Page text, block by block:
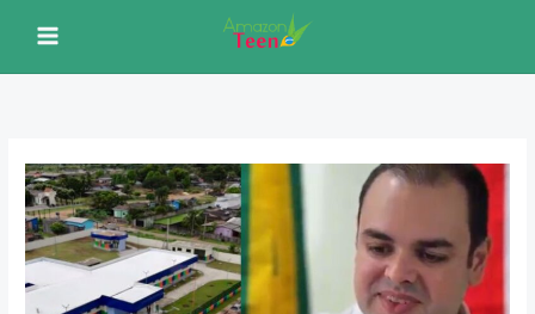
conteúdo